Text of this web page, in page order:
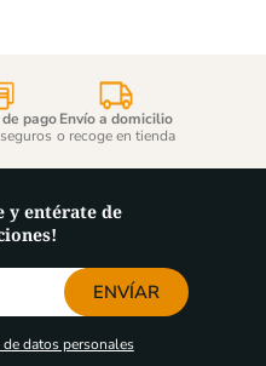
pago Envío a domicilio
o recoge en tienda
y entérate de
ENVÍAR
datos personales